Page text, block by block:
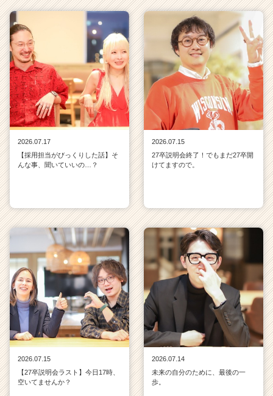
2026.07.17
【採用担当がびっくりした話】そ
んな事、聞いていいの…？
2026.07.15
27卒説明会終了！でもまだ27卒開
けてますので。
2026.07.15
【27卒説明会ラスト】今日17時、
空いてませんか？
2026.07.14
未来の自分のために、最後の一
歩。